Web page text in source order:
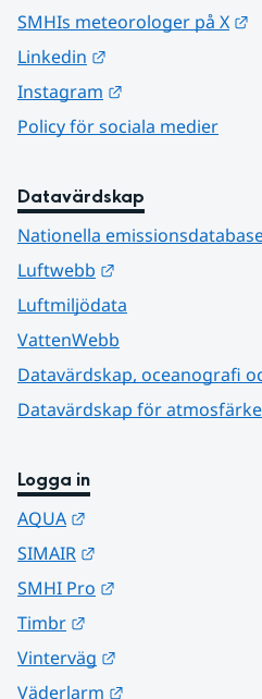
SMHIs meteorologer på X
Linkedin
Instagram
Policy för sociala medier
Datavärdskap
Nationella
Luftwebb
Luftmiljödata
VattenWebb
Datavärdskap, oceanografi
Datavärdskap för
Logga in
AQUA
SIMAIR
SMHI Pro
Timbr
Vinterväg
Väderlarm